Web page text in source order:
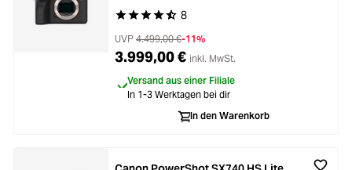
Durchschnittliche Bewertung von 4.7 von 5
8
UVP 4.499,00 €-11%
3.999,00 € inkl. MwSt.
Versand aus einer Filiale
In 1-3 Werktagen bei dir
In den Warenkorb